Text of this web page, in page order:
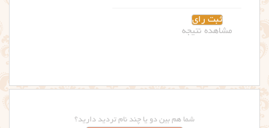
شما هم بین دو یا چند نام تردید دارید؟